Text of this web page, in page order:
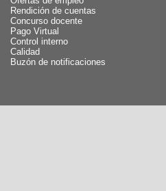
Rendición de cuentas
Concurso docente
Pago Virtual
Control interno
Calidad
Buzón de notificaciones